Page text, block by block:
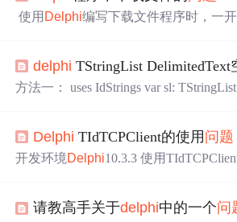
时，第三方控件上有拖尾、黑影等出现
使用 Delphi编写下载文件程序时，一
l); //这个是发现问题后加上去的
loadToFi
delphi TStringList DelimitedText
方法一： uses IdStrings var sl: TStringList; str: string; i: Integer;
Delphi TIdTCPClient的使用 问题
开发环境Delphi10.3.3 使用TIdTCPClient写了一个客户端小
-发送---等待数据---接收---断开。此例
请教高手关于delphi中的一个问